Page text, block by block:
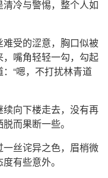
冷与警惕，整个人如
受的涩意，胸口似被
嘴角轻轻一勾，勾起
“嗯，不打扰林青道
向下楼走去，没有再
而果断一些。
丝诧异之色，眉梢微
有些意外。